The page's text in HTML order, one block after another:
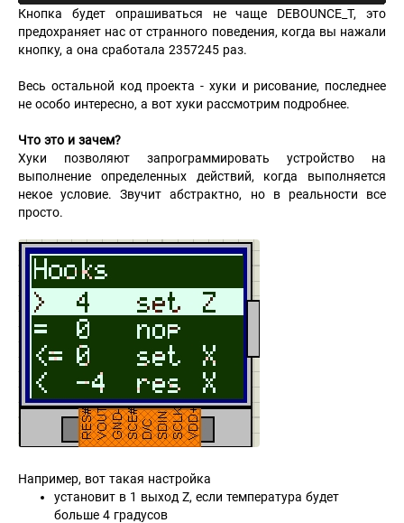
Кнопка будет опрашиваться не чаще DEBOUNCE_T, это
предохраняет нас от странного поведения, когда вы нажали
кнопку, а она сработала 2357245 раз.
Весь остальной код проекта - хуки и рисование, последнее
не особо интересно, а вот хуки рассмотрим подробнее.
Что это и зачем?
Хуки позволяют запрограммировать устройство на
выполнение определенных действий, когда выполняется
некое условие. Звучит абстрактно, но в реальности все
просто.
Например, вот такая настройка
установит в 1 выход Z, если температура будет
больше 4 градусов